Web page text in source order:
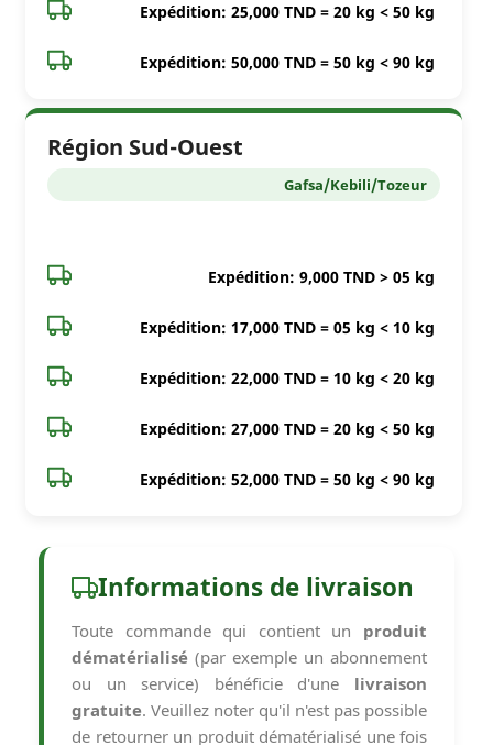
Expédition: 25,000 TND = 20 kg < 50 kg
Expédition: 50,000 TND = 50 kg < 90 kg
Région Sud-Ouest
Gafsa/Kebili/Tozeur
Expédition: 9,000 TND > 05 kg
Expédition: 17,000 TND = 05 kg < 10 kg
Expédition: 22,000 TND = 10 kg < 20 kg
Expédition: 27,000 TND = 20 kg < 50 kg
Expédition: 52,000 TND = 50 kg < 90 kg
Informations de livraison
Toute commande qui contient un produit
dématérialisé (par exemple un abonnement
ou un service) bénéficie d'une livraison
gratuite. Veuillez noter qu'il n'est pas possible
de retourner un produit dématérialisé une fois